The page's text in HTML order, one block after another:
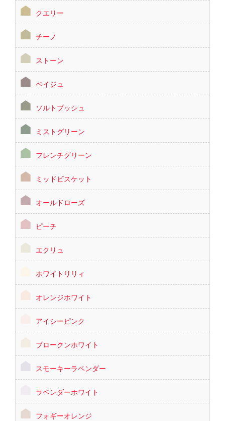
クエリー
チーノ
ストーン
ベイジュ
ソルトブッシュ
ミストグリーン
フレンチグリーン
ミッドビスケット
オールドローズ
ピーチ
エクリュ
ホワイトリリィ
オレンジホワイト
アイシーピンク
ブロークンホワイト
スモーキーラベンダー
ラベンダーホワイト
フォギーオレンジ